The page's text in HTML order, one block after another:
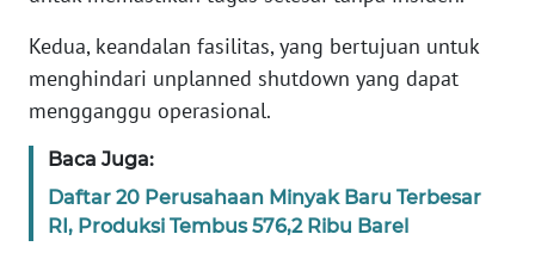
Kedua, keandalan fasilitas, yang bertujuan untuk
menghindari unplanned shutdown yang dapat
mengganggu operasional.
Baca Juga:
Daftar 20 Perusahaan Minyak Baru Terbesar
RI, Produksi Tembus 576,2 Ribu Barel
WN
WN
SERAMBI
JAMBI